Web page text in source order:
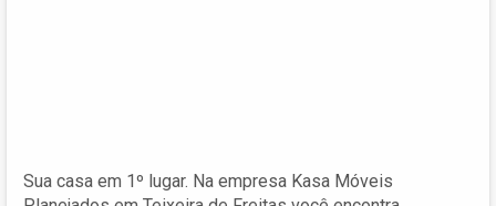
Sua casa em 1º lugar. Na empresa Kasa Móveis